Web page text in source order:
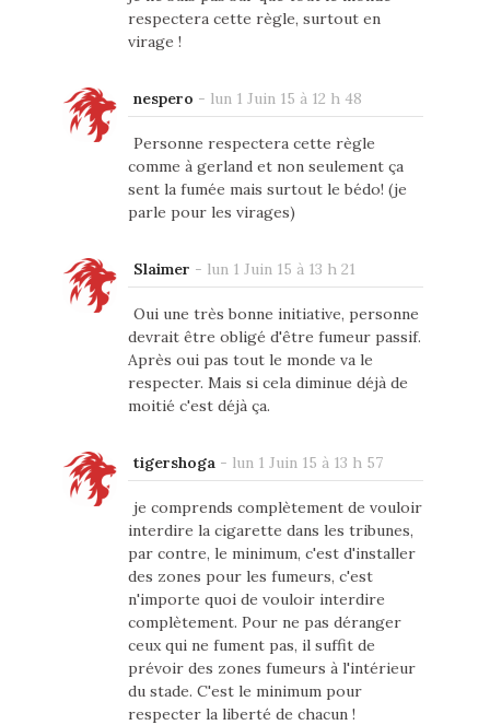
respectera cette règle, surtout en
virage !
nespero - lun 1 Juin 15 à 12 h 48
Personne respectera cette règle
comme à gerland et non seulement ça
sent la fumée mais surtout le bédo! (je
parle pour les virages)
Slaimer - lun 1 Juin 15 à 13 h 21
Oui une très bonne initiative, personne
devrait être obligé d'être fumeur passif.
Après oui pas tout le monde va le
respecter. Mais si cela diminue déjà de
moitié c'est déjà ça.
tigershoga- lun 1 Juin 15 à 13 h 57
je comprends complètement de vouloir
interdire la cigarette dans les tribunes,
par contre, le minimum, c'est d'installer
des zones pour les fumeurs, c'est
n'importe quoi de vouloir interdire
complètement. Pour ne pas déranger
ceux qui ne fument pas, il suffit de
prévoir des zones fumeurs à l'intérieur
du stade. C'est le minimum pour
respecter la liberté de chacun !